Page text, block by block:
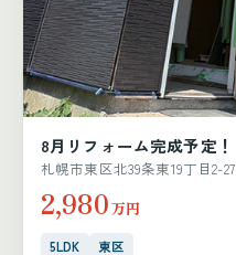
8月リフォーム完成予定！
札幌市東区北39条東19丁目2-27
2,980万円
5LDK 東区